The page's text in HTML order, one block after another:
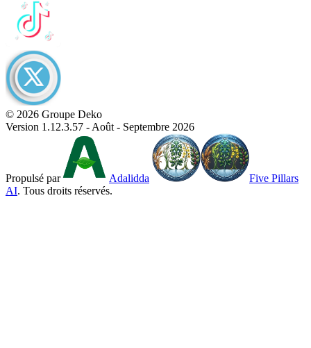
© 2026 Groupe Deko
Version 1.12.3.57 - Août - Septembre 2026
Propulsé par Adalidda
Five Pillars
AI. Tous droits réservés.